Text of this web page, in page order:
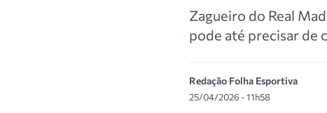
Zagueiro do Real
pode até precisar de
Redação Folha Esportiva
25/04/2026 - 11h58